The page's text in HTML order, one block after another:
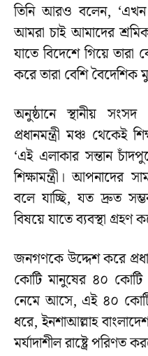
তিনি আরও বলেন,
আমরা চাই আমাদের
যাতে বিদেশে গিয়ে
করে তারা বেশি বৈদেশিক
অনুষ্ঠানে স্থানীয় সংসদ
প্রধানমন্ত্রী মঞ্চ থেকেই
‘এই এলাকার সন্তান
শিক্ষামন্ত্রী। আপনাদের
বলে যাচ্ছি, যত দ্রুত
বিষয়ে যাতে ব্যবস্থা গ্রহণ
জনগণকে উদ্দেশ করে
কোটি মানুষের ৪০
নেমে আসে, এই ৪০
ধরে, ইনশাআল্লাহ
মর্যাদাশীল রাষ্ট্রে পরিণত